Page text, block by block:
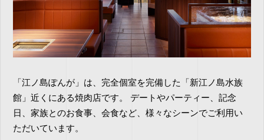
「江ノ島ぽんが」は、完全個室を完備した「新江ノ島水族
館」近くにある焼肉店です。 デートやパーティー、記念
日、家族とのお食事、会食など、様々なシーンでご利用い
ただいています。